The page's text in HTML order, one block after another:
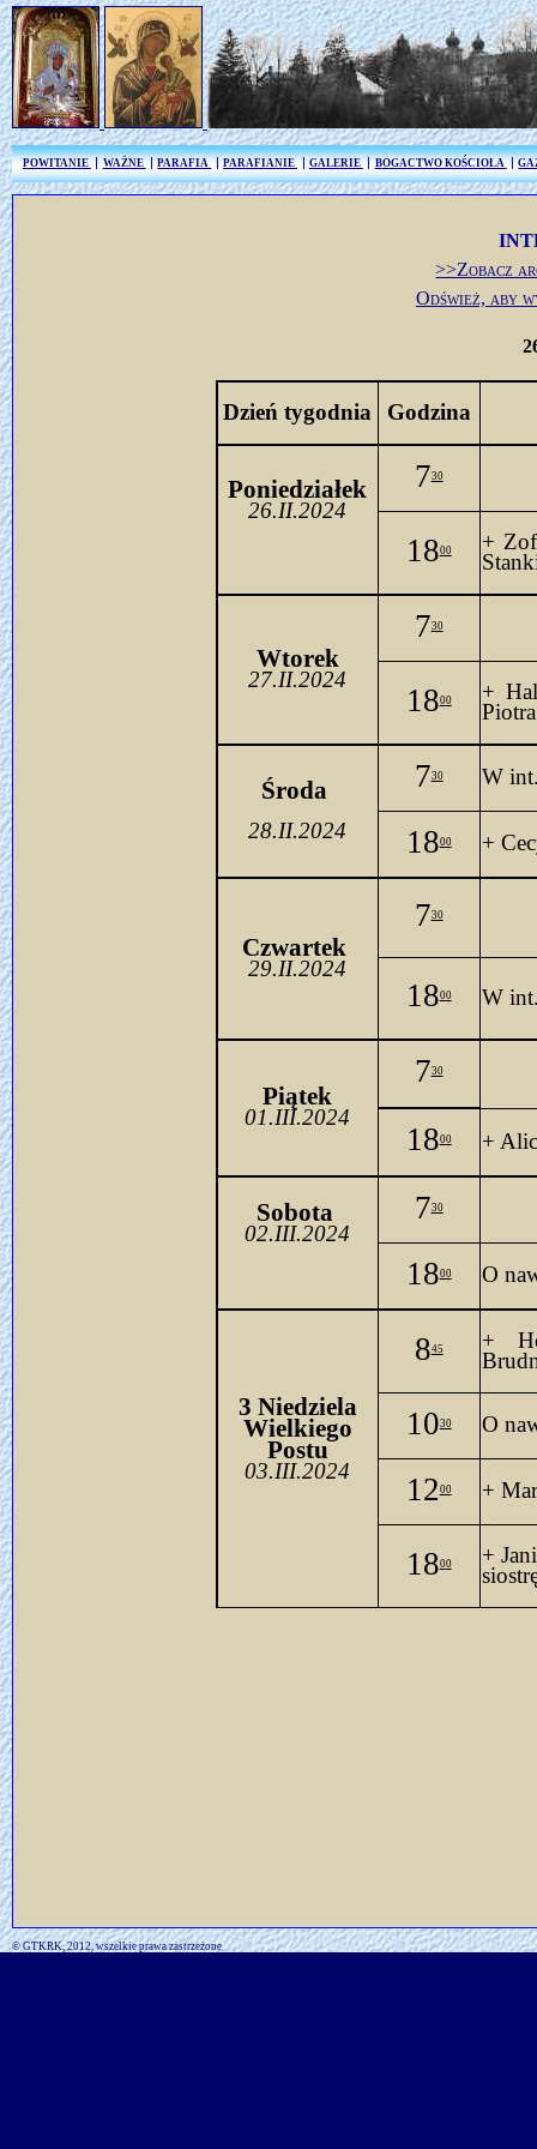
POWITANIE WAŻNE PARAFIA PARAFIANIE GALERIE BOGACTWO KOŚCIOŁA
>>Zobacz
Odśwież, aby
Dzień tygodnia Godzina
Poniedziałek
26.II.2024
730
1800
+
Wtorek
27.II.2024
730
1800
+
Środa
28.II.2024
730 W
1800 +
Czwartek
29.II.2024
730
1800 W
Piątek
01.III.2024
730
1800 +
Sobota
02.III.2024
730
1800 O
3 Niedziela
Wielkiego
Postu
03.III.2024
845
+
1030 O
1200 +
1800
+
© GTKRK, 2012, wszelkie prawa zastrzeżone